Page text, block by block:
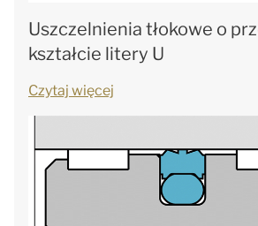
Uszczelnienia tłokowe o
kształcie litery U
Czytaj więcej